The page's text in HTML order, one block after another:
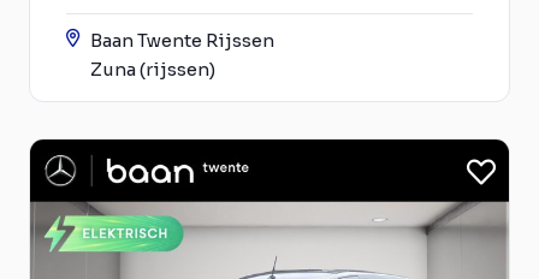
Baan Twente Rijssen
Zuna (rijssen)